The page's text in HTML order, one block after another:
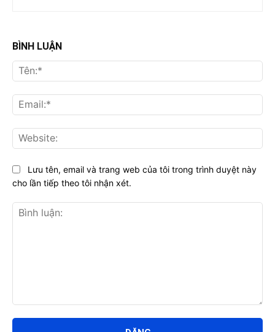
BÌNH LUẬN
luận:
Lưu tên, email và trang web của tôi trong trình duyệt này
cho lần tiếp theo tôi nhận xét.